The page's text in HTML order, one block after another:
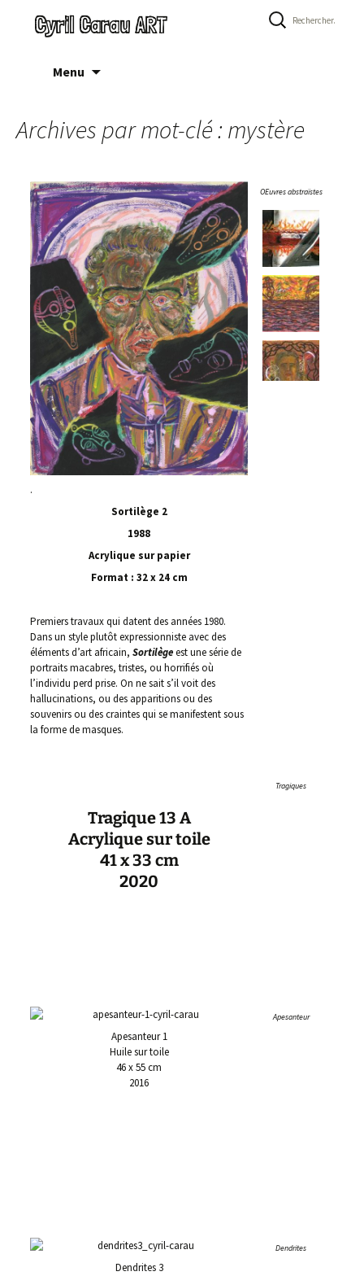
Cyril Carau ART Rechercher :
Menu
Archives par mot-clé : mystère
.
Sortilège 2
1988
Acrylique sur papier
Format : 32 x 24 cm
Premiers travaux qui datent des années 1980.
Dans un style plutôt expressionniste avec des
éléments d’art africain, Sortilègeest une série de
portraits macabres, tristes, ou horrifiés où
l’individu perd prise. On ne sait s’il voit des
hallucinations, ou des apparitions ou des
souvenirs ou des craintes qui se manifestent sous
la forme de masques.
OEuvres abstraïstes
Tragique 13 A
Acrylique sur toile
41 x 33 cm
2020
Tragiques
Apesanteur 1
Huile sur toile
46 x 55 cm
2016
Apesanteur
Dendrites 3
Dendrites